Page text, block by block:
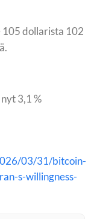
105 dollarista 102
3,1 %
03/31/bitcoin-
s-willingness-